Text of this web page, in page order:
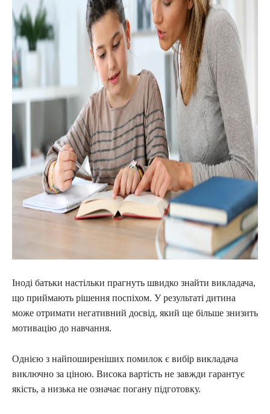
Іноді батьки настільки прагнуть швидко знайти викладача,
що приймають рішення поспіхом. У результаті дитина
може отримати негативний досвід, який ще більше знизить
мотивацію до навчання.
Однією з найпоширеніших помилок є вибір викладача
виключно за ціною. Висока вартість не завжди гарантує
якість, а низька не означає погану підготовку.